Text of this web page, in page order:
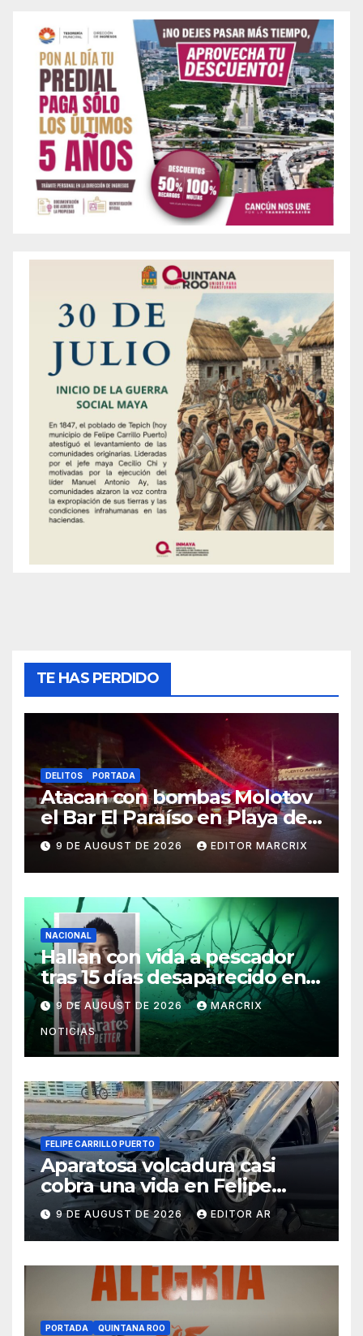
TE HAS PERDIDO
DELITOS PORTADA
Atacan con bombas Molotov
el Bar El Paraíso en Playa del
Carmen
9 DE AUGUST DE 2026 EDITOR MARCRIX
NACIONAL
Hallan con vida a pescador
tras 15 días desaparecido en
un cenote de Veracruz
9 DE AUGUST DE 2026 MARCRIX
NOTICIAS
FELIPE CARRILLO PUERTO
Aparatosa volcadura casi
cobra una vida en Felipe
Carrillo Puerto
9 DE AUGUST DE 2026 EDITOR AR
PORTADA QUINTANA ROO